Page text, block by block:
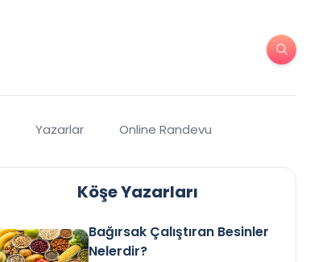
Yazarlar Online Randevu
Köşe Yazarları
Bağırsak Çalıştıran Besinler
Nelerdir?